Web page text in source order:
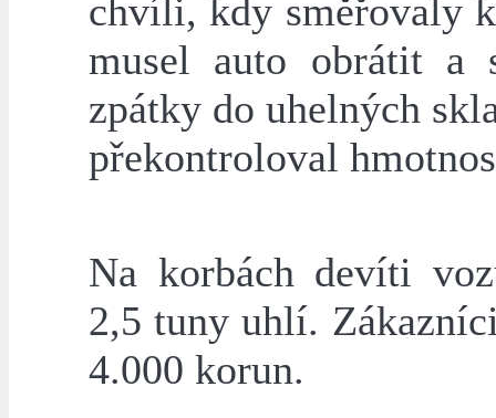
chvíli, kdy směřovaly
musel auto obrátit a
zpátky do uhelných
překontroloval
Na korbách devíti
2,5 tuny uhlí.
4.000 korun.